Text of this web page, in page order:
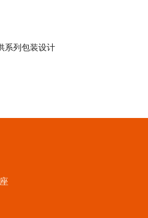
系列包装设计